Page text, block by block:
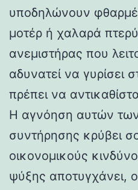
υποδηλώνουν
μοτέρ ή χαλαρά
ανεμιστήρας που
αδυνατεί να γυρίσει
πρέπει να
Η αγνόηση αυτών
συντήρησης κρύβει
οικονομικούς
ψύξης αποτυγχάνει,